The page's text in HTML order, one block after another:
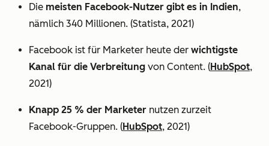
Die meisten Facebook-Nutzer gibt es in Indien,
nämlich 340 Millionen. (Statista, 2021)
Facebook ist für Marketer heute der wichtigste
Kanal für die Verbreitung von Content. (HubSpot,
2021)
Knapp 25 % der Marketer nutzen zurzeit
Facebook-Gruppen. (HubSpot, 2021)